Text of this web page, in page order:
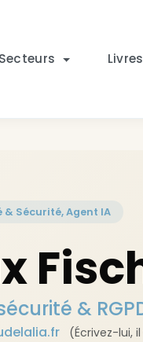
Secteurs Livres
& Sécurité, Agent IA
&
(Écrivez-lui,